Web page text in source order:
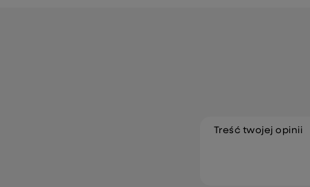
Treść twojej opinii